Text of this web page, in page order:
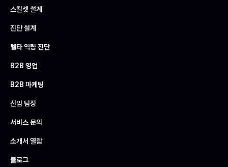
스킬셋 설계
진단 설계
텔타 역량 진단
B2B 영업
B2B 마케팅
신임 팀장
서비스 문의
소개서 열람
블로그